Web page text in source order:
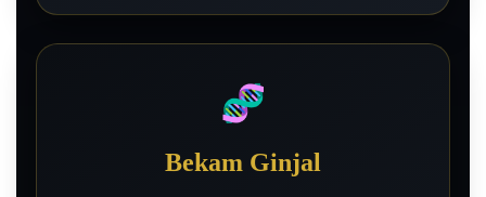
🧬
Bekam Ginjal